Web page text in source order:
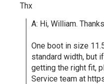
Thx
A: Hi, William.
One boot in size
standard width, but
getting the right fit,
Service team at